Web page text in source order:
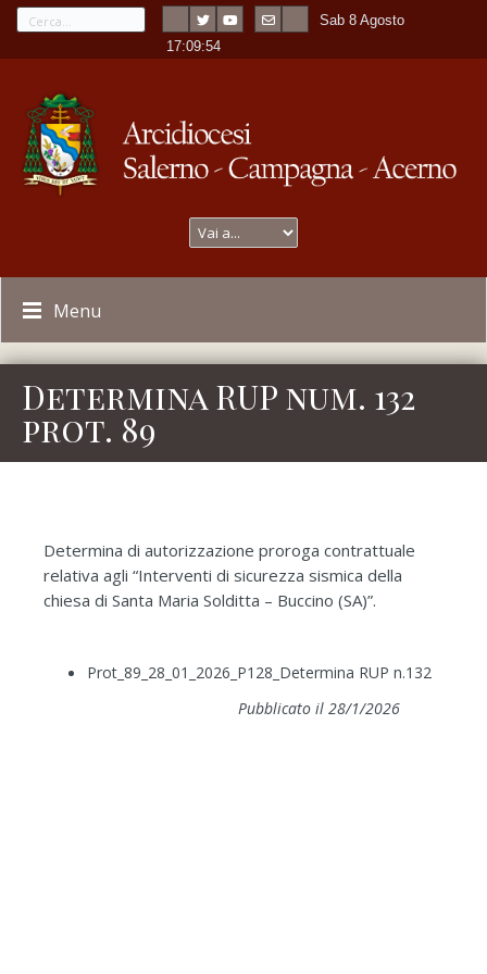
Sab 8 Agosto
17:09:54
Menu
Determina RUP num. 132
prot. 89
Determina di autorizzazione proroga contrattuale
relativa agli “Interventi di sicurezza sismica della
chiesa di Santa Maria Solditta – Buccino (SA)”.
Prot_89_28_01_2026_P128_Determina RUP n.132
Pubblicato il 28/1/2026